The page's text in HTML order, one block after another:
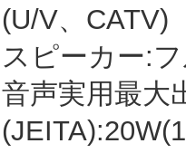
(U/V、CATV)
スピーカー:
音声実用最大